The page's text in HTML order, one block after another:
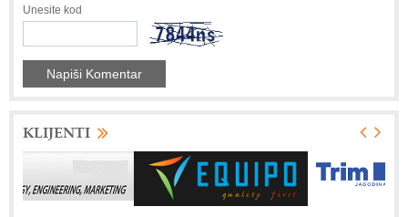
Unesite kod
KLIJENTI